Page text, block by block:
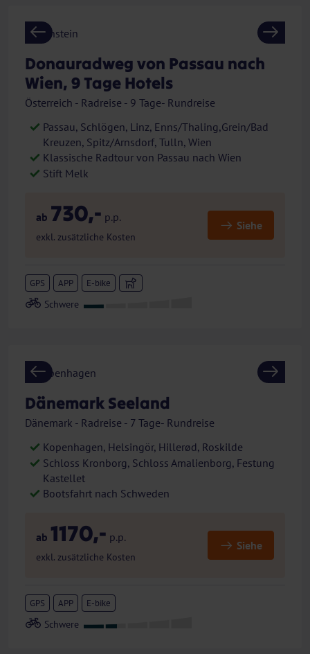
Previous Next
Donauradweg von Passau nach
Wien, 9 Tage Hotels
Österreich - Radreise - 9 Tage- Rundreise
Passau, Schlögen, Linz, Enns/Thaling,Grein/Bad
Kreuzen, Spitz/Arnsdorf, Tulln, Wien
Klassische Radtour von Passau nach Wien
Stift Melk
ab 730,- p.p.
exkl. zusätzliche Kosten
Siehe
GPS APP E-bike
Previous Next
Dänemark Seeland
Dänemark - Radreise - 7 Tage- Rundreise
Kopenhagen, Helsingör, Hillerød, Roskilde
Schloss Kronborg, Schloss Amalienborg, Festung
Kastellet
Bootsfahrt nach Schweden
ab 1170,- p.p.
exkl. zusätzliche Kosten
Siehe
GPS APP E-bike